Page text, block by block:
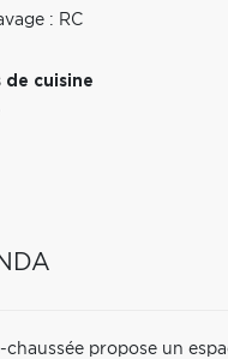
: RC
de cuisine
chaussée propose un